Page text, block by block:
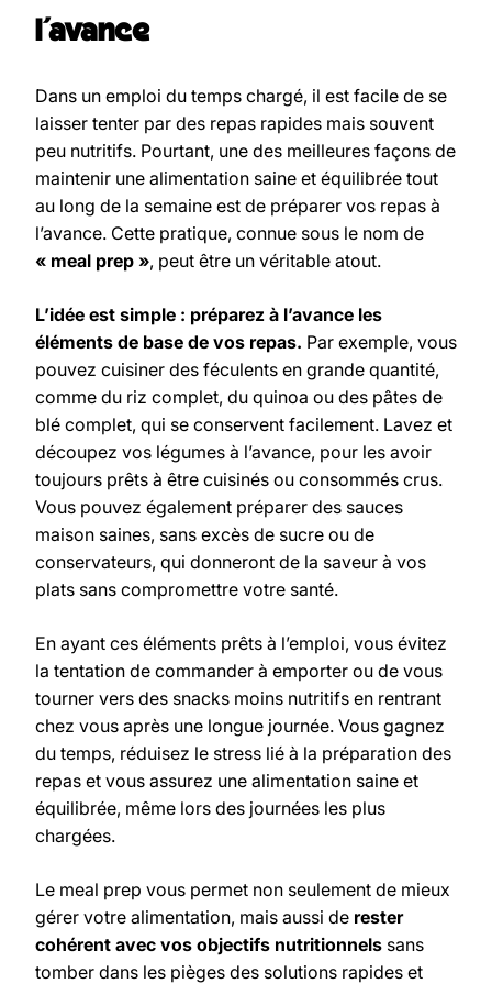
l’avance
Dans un emploi du temps chargé, il est facile de se
laisser tenter par des repas rapides mais souvent
peu nutritifs. Pourtant, une des meilleures façons de
maintenir une alimentation saine et équilibrée tout
au long de la semaine est de préparer vos repas à
l’avance. Cette pratique, connue sous le nom de
« meal prep », peut être un véritable atout.
L’idée est simple : préparez à l’avance les
éléments de base de vos repas. Par exemple, vous
pouvez cuisiner des féculents en grande quantité,
comme du riz complet, du quinoa ou des pâtes de
blé complet, qui se conservent facilement. Lavez et
découpez vos légumes à l’avance, pour les avoir
toujours prêts à être cuisinés ou consommés crus.
Vous pouvez également préparer des sauces
maison saines, sans excès de sucre ou de
conservateurs, qui donneront de la saveur à vos
plats sans compromettre votre santé.
En ayant ces éléments prêts à l’emploi, vous évitez
la tentation de commander à emporter ou de vous
tourner vers des snacks moins nutritifs en rentrant
chez vous après une longue journée. Vous gagnez
du temps, réduisez le stress lié à la préparation des
repas et vous assurez une alimentation saine et
équilibrée, même lors des journées les plus
chargées.
Le meal prep vous permet non seulement de mieux
gérer votre alimentation, mais aussi de rester
cohérent avec vos objectifs nutritionnels sans
tomber dans les pièges des solutions rapides et